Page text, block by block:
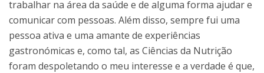
trabalhar na área da saúde e de alguma forma ajudar e
comunicar com pessoas. Além disso, sempre fui uma
pessoa ativa e uma amante de experiências
gastronómicas e, como tal, as Ciências da Nutrição
foram despoletando o meu interesse e a verdade é que,